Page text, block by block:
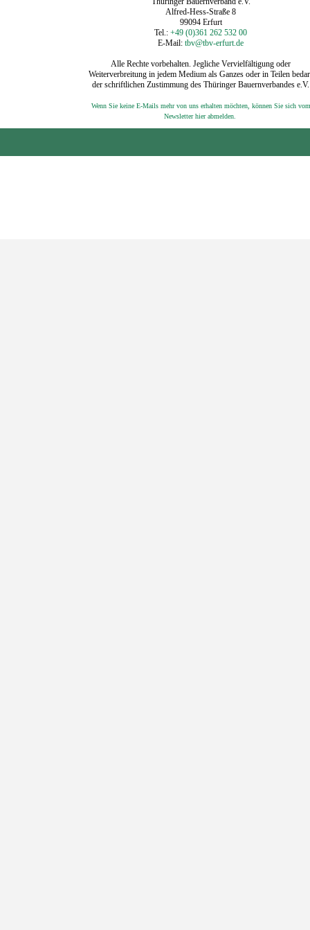
Alfred-Hess-Straße 8
99094 Erfurt
Tel.: +49 (0)361 262 532 00
E-Mail: tbv@tbv-erfurt.de
Alle Rechte vorbehalten. Jegliche Vervielfältigung oder
Weiterverbreitung in jedem Medium als Ganzes oder in Teilen
der schriftlichen Zustimmung des Thüringer Bauernverbandes e.V.
Wenn Sie keine E-Mails mehr von uns erhalten möchten, können Sie sich vom
Newsletter hier abmelden.